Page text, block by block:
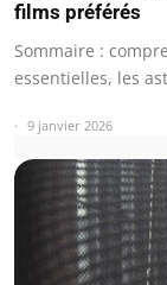
films préférés
Sommaire :
essentielles, les
9 janvier 2026